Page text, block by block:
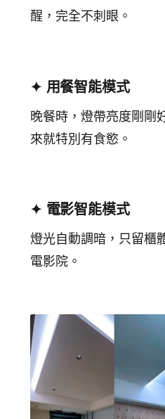
醒，完全不刺眼。
✦ 用餐智能模式
晚餐時，燈帶亮度剛剛
來就特別有食慾。
✦ 電影智能模式
燈光自動調暗，只留櫃
電影院。